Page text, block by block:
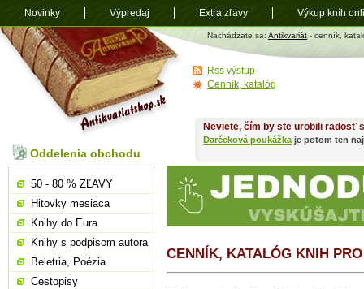
Antikvariát
shop.sk
Nachádzate sa: Antikvariát - cenník,
CENNÍK, KATALÓG KNIH
Neviete, čím by ste urobili radosť
Darčeková poukážka je potom ten
Oddelenia obchodu
50 - 80 % ZĽAVY
Hitovky mesiaca
Knihy do Eura
Knihy s podpisom autora
Beletria, Poézia
Cestopisy
Rss výstup
Cenník, katalóg
Novinky Výpredaj Extra zľavy Výkup kníh